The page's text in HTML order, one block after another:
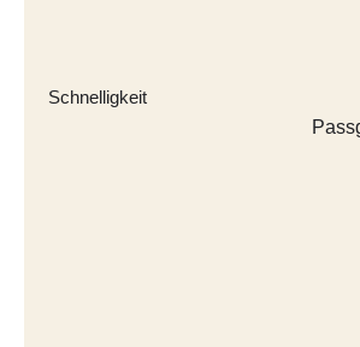
Schnelligkeit